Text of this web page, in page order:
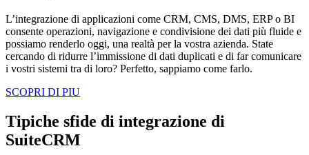
L’integrazione di applicazioni come CRM, CMS, DMS, ERP o BI
consente operazioni, navigazione e condivisione dei dati più fluide e
possiamo renderlo oggi, una realtà per la vostra azienda. State
cercando di ridurre l’immissione di dati duplicati e di far comunicare
i vostri sistemi tra di loro? Perfetto, sappiamo come farlo.
SCOPRI DI PIU
Tipiche sfide di integrazione di
SuiteCRM